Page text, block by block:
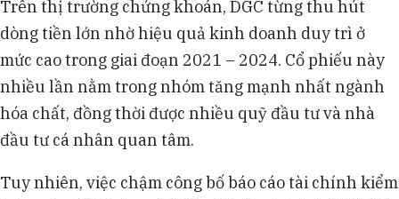
Trên thị trường chứng khoán, DGC từng thu hút
dòng tiền lớn nhờ hiệu quả kinh doanh duy trì ở
mức cao trong giai đoạn 2021 – 2024. Cổ phiếu này
nhiều lần nằm trong nhóm tăng mạnh nhất ngành
hóa chất, đồng thời được nhiều quỹ đầu tư và nhà
đầu tư cá nhân quan tâm.
Tuy nhiên, việc chậm công bố báo cáo tài chính kiểm